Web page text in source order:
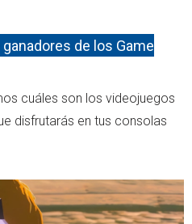
de los Game
cuáles son los videojuegos
disfrutarás en tus consolas